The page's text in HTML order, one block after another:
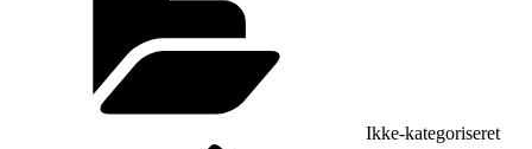
Ikke-kategoriseret